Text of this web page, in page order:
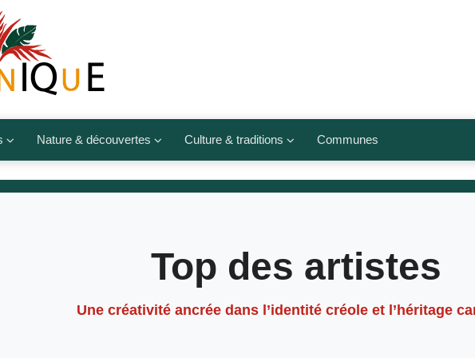
Nature & découvertes
Fleurs, fruits, légumes
Culture & traditions
Culte et religions
populaires
Communes
Top des artistes
Une créativité ancrée dans l’identité créole et l’héritage